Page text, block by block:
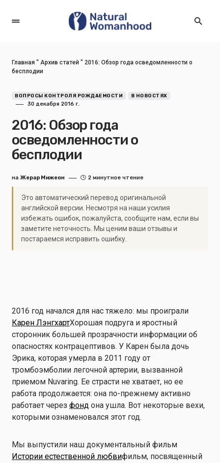
Главная " Архив статей " 2016: Обзор года осведомленности о
бесплодии
ВОПРОСЫ КОНТРОЛЯ РОЖДАЕМОСТИ В НОВОСТЯХ
30 декабря 2016 г.
2016: Обзор года
осведомленности о
бесплодии
на Жерар Мижеон 2 минутное чтение
Это автоматический перевод оригинальной
английской версии. Несмотря на наши усилия
избежать ошибок, пожалуйста, сообщите нам, если вы
заметите неточность. Мы ценим ваши отзывы и
постараемся исправить ошибку.
2016 год начался для нас тяжело: мы проиграли
Карен ЛэнгхартХорошая подруга и яростный
сторонник большей прозрачности информации об
опасностях контрацептивов. У Карен была дочь
Эрика, которая умерла в 2011 году от
тромбоэмболии легочной артерии, вызванной
приемом Nuvaring. Ее страсти не хватает, но ее
работа продолжается: она по-прежнему активно
работает через фонд она ушла. Вот некоторые вехи,
которыми ознаменовался этот год.
Мы выпустили наш документальный фильм
Истории естественной любвифильм, посвященный